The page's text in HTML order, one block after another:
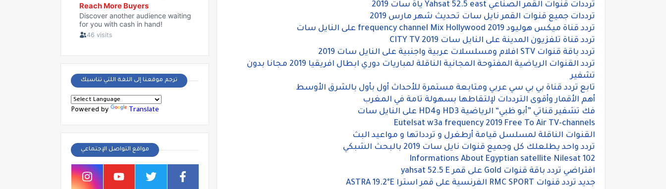
ترددات قنوات القمر الصناعي Yahsat 52.5 east ياة سات 2019
ترددات جميع قنوات القمر نايل سات تحديث شهر مارس 2019
تردد قناة ميكس هوليود 2019 frequency channel Mix Hollywood على النايل سات
تردد قناة تلفزيون المدينة على النايل سات 2019 CITY TV
تردد باقة قنوات STV افلام ومسلسلات عربية واجنبية على النايل سات 2019
تردد القنوات الرياضية المفتوحة المجانية الناقلة لمباريات دوري ابطال افريقيا 2019 مجانا بدون
تشفير
تابع تردد قناة بي بي سي عربي ومتابعة مستمرة للأحداث أول بأول بالشرق الأوسط
أهم الأقمار وأقوى الترددات لإلتقاطها بسهولة تامة في المغرب
فك تشفير قناتي ”أبو ظبي“ الرياضية HD3 وHD4 على النايل سات
Eutelsat w3a frequency 2019 Free To Air TV-channels
القنوات الناقلة لمسلسل قيامة أرطغرل و تردداتها و مواعيد البث
تردد واحد يطلعلك كل وجميع قنوات نايل سات 2019 بالبحث الشبكي
Informations About Egyptian satellite Nilesat 102
افتراضي تردد باقة قنوات Gold على قمر yahsat 52.5 E
جديد تردد قنوات RMC SPORT الفرنسية على قمر استرا ASTRA 19.2°E
ترجم موقعنا إلى اللغة اللتي تناسبك
Powered by Translate
مواقع التواصل الإجتماعي